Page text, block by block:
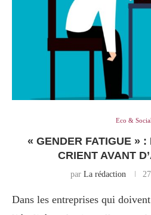
Eco & Social
« GENDER FATIGUE »
CRIENT AVANT
par La rédaction
Dans les entreprises qui